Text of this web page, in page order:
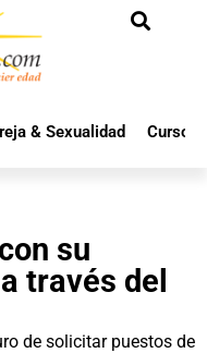
& Sexualidad Cursos
su
través del
de solicitar puestos de